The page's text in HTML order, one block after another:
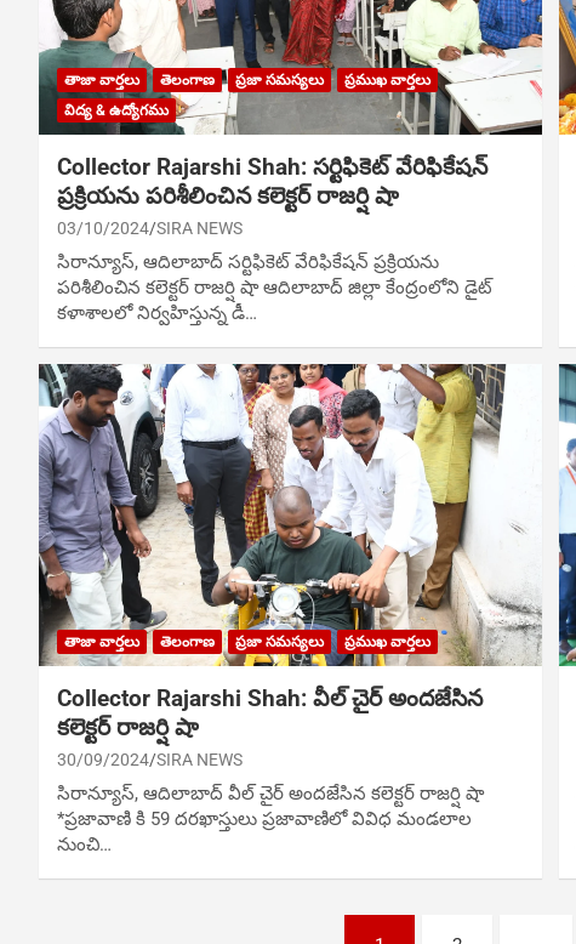
తాజా వార్తలు తెలంగాణ ప్రజా సమస్యలు
ప్రముఖ వార్తలు
విద్య & ఉద్యోగము
Collector Rajarshi Shah: స‌ర్టిఫికెట్ వేరిఫికేష‌న్
ప్ర‌క్రియ‌ను ప‌రిశీలించిన క‌లెక్ట‌ర్ రాజర్షి షా
03/10/2024 SIRA NEWS
సిరాన్యూస్‌, ఆదిలాబాద్‌ స‌ర్టిఫికెట్ వేరిఫికేష‌న్ ప్ర‌క్రియ‌ను
ప‌రిశీలించిన క‌లెక్ట‌ర్ రాజర్షి షా ఆదిలాబాద్ జిల్లా కేంద్రంలోని డైట్
క‌ళాశాల‌లో నిర్వ‌హిస్తున్న డీ…
తాజా వార్తలు తెలంగాణ ప్రజా సమస్యలు ప్రముఖ వార్తలు
Collector Rajarshi Shah: వీల్ చైర్ అంద‌జేసిన
క‌లెక్ట‌ర్ రాజర్షి షా
30/09/2024 SIRA NEWS
సిరాన్యూస్‌, ఆదిలాబాద్‌ వీల్ చైర్ అంద‌జేసిన క‌లెక్ట‌ర్ రాజర్షి షా
*ప్రజావాణి కి 59 దరఖాస్తులు ప్రజావాణిలో వివిధ మండలాల
నుంచి…